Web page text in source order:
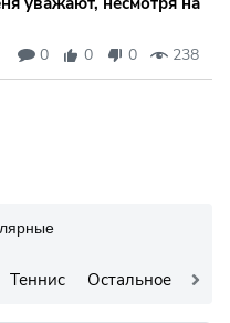
Теннис Остальное
0 0 0 238